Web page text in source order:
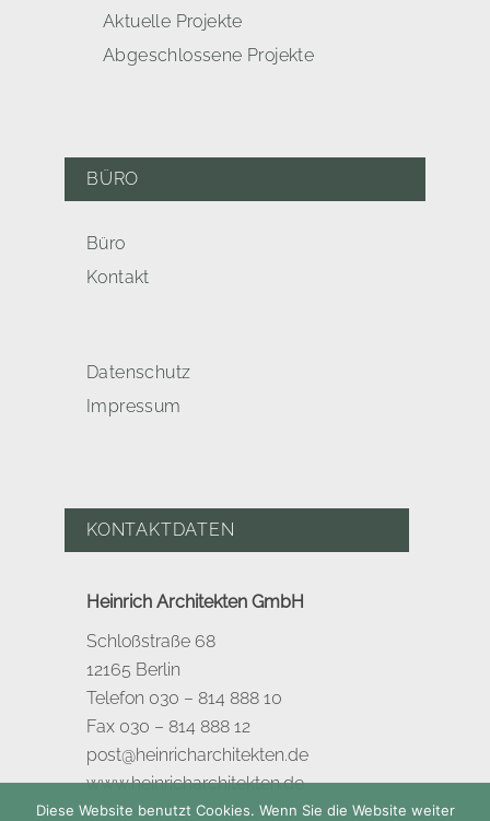
Aktuelle Projekte
Abgeschlossene Projekte
BÜRO
Büro
Kontakt
Datenschutz
Impressum
KONTAKTDATEN
Heinrich Architekten GmbH
Schloßstraße 68
12165 Berlin
Telefon 030 – 814 888 10
Fax 030 – 814 888 12
post@heinricharchitekten.de
www.heinricharchitekten.de
Diese Website benutzt Cookies. Wenn Sie die Website weiter